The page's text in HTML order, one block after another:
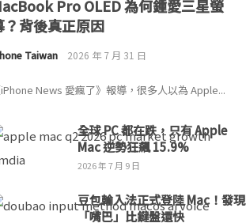
Pro OLED 為何鍾愛三星螢
？背後真正原因
Taiwan 2026 年 7 月 31 日
News 愛瘋了》報導，很多人以為 Apple...
全球 PC 都在跌，只有 Apple
Mac 逆勢狂飆 15.9%
2026 年 7 月 9 日
豆包輸入法正式登陸 Mac！發現
「嘴巴」比鍵盤還快